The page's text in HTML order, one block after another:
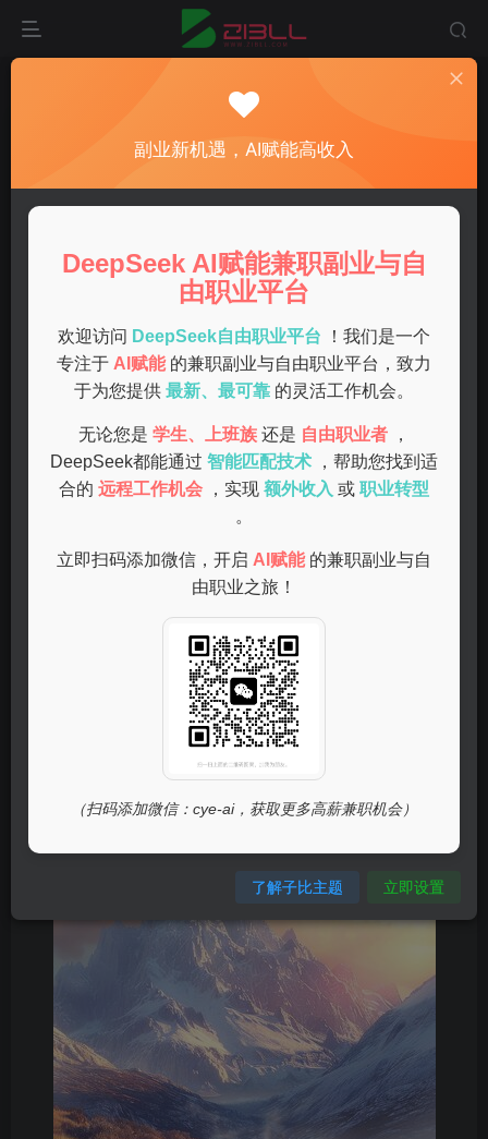
手机兼职赚钱靠谱吗？真实案例分享与实用技巧解
admin
0 53
在如今的网络时代，越来越多的人开始寻求手机兼职赚钱的
机会。无论是全职工作者还是学生党，利用空闲时间通过手
机来增加收入已成为一种流行趋势。但是，手机兼职赚钱真
的靠谱吗？本文将通过实际案例，分享一些有效的技巧，以
帮助大家更好地理解这一领域。
手机兼职的真实性
很多人可能会担心手机兼职的真实性，毕竟网络上充斥着各
种信息。一些朋友在尝试后表示，经过严谨的筛选后，他们
找到了一些靠谱的平台，比如网络调查、任务发布等，其中
不少能在完成任务后当天到账。这些真实的案例让他们坚定
了通过手机兼职赚钱的信心。
副业新机遇，AI赋能高收入
DeepSeek AI赋能兼职副业与自
由职业平台
欢迎访问 DeepSeek自由职业平台
！我们是一个
专注于 AI赋能 的兼职副业与自由职业平台，致力
于为您提供 最新、最可靠 的灵活工作机会。
无论您是 学生、上班族 还是 自由职业者
，
DeepSeek都能通过 智能匹配技术
，帮助您找到适
合的 远程工作机会 ，实现 额外收入 或 职业转型
。
立即扫码添加微信，开启 AI赋能 的兼职副业与自
由职业之旅！
（扫码添加微信：cye-ai，获取更多高薪兼职机会）
了解子比主题 立即设置